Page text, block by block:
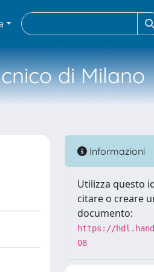
di Milano
Informazioni
Utilizza questo
citare o creare
documento:
https://
08